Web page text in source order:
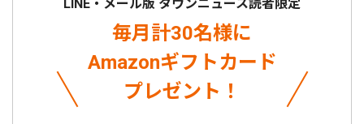
LINE・メール版 タウンニュース読者限定
毎月計30名様に
Amazonギフトカード
プレゼント！